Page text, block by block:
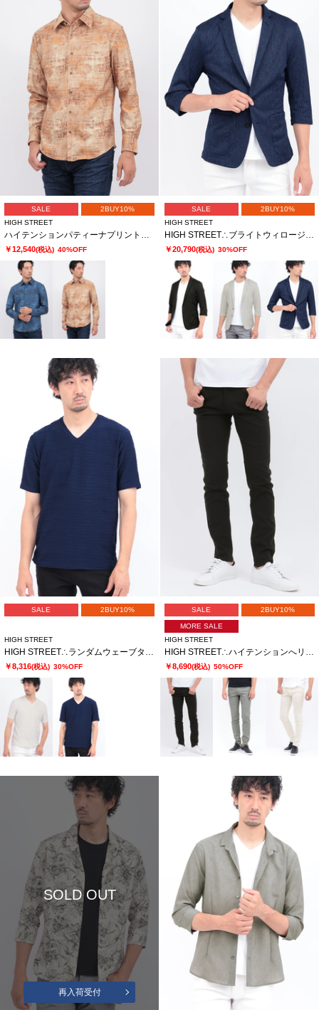
SALE
2BUY10%
HIGH STREET
￥12,540(税込) 40%OFF
SALE
2BUY10%
HIGH STREET
￥20,790(税込) 30%OFF
SALE 2BUY10%
HIGH STREET
HIGH STREET∴ランダムウェーブタック半袖Vネックカットソー
￥8,316(税込) 30%OFF
SALE 2BUY10%
MORE SALE
HIGH STREET
HIGH STREET∴ハイテンションへリンボンスリム5ポケットパンツ
￥8,690(税込) 50%OFF
SOLD OUT
再入荷受付